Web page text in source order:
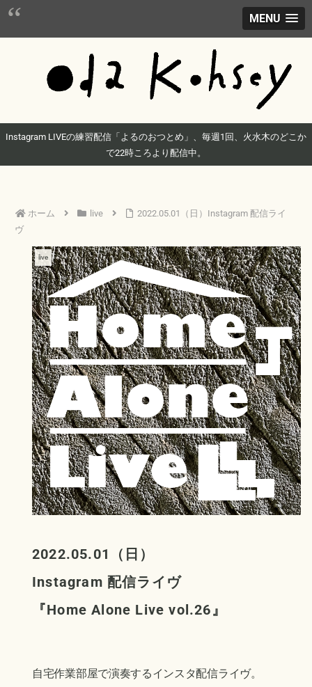
MENU
Instagram LIVEの練習配信「よるのおつとめ」、毎週1回、火水木のどこか
で22時ころより配信中。
ホーム live
2022.05.01（日）Instagram 配信ライ
ヴ
live
2022.05.01（日）
Instagram 配信ライヴ
『Home Alone Live vol.26』
自宅作業部屋で演奏するインスタ配信ライヴ。